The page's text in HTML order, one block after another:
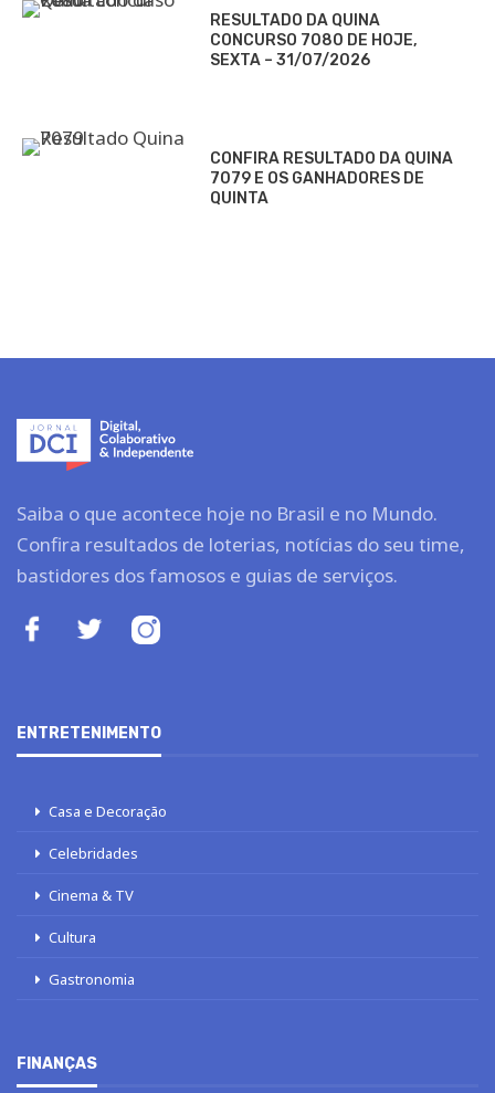
RESULTADO DA QUINA
CONCURSO 7080 DE HOJE,
SEXTA – 31/07/2026
CONFIRA RESULTADO DA QUINA
7079 E OS GANHADORES DE
QUINTA
Saiba o que acontece hoje no Brasil e no Mundo.
Confira resultados de loterias, notícias do seu time,
bastidores dos famosos e guias de serviços.
ENTRETENIMENTO
Casa e Decoração
Celebridades
Cinema & TV
Cultura
Gastronomia
FINANÇAS